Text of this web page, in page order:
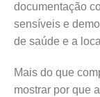
documentação
sensíveis e
de saúde e a
Mais do que
mostrar por que